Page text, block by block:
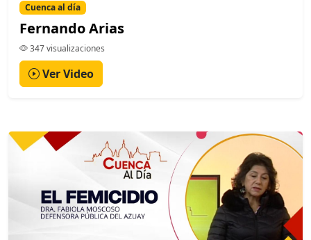
Cuenca al día
Fernando Arias
347 visualizaciones
Ver Video